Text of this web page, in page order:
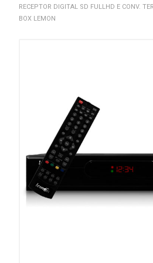
RECEPTOR DIGITAL SD FULLHD E CONV.
BOX LEMON